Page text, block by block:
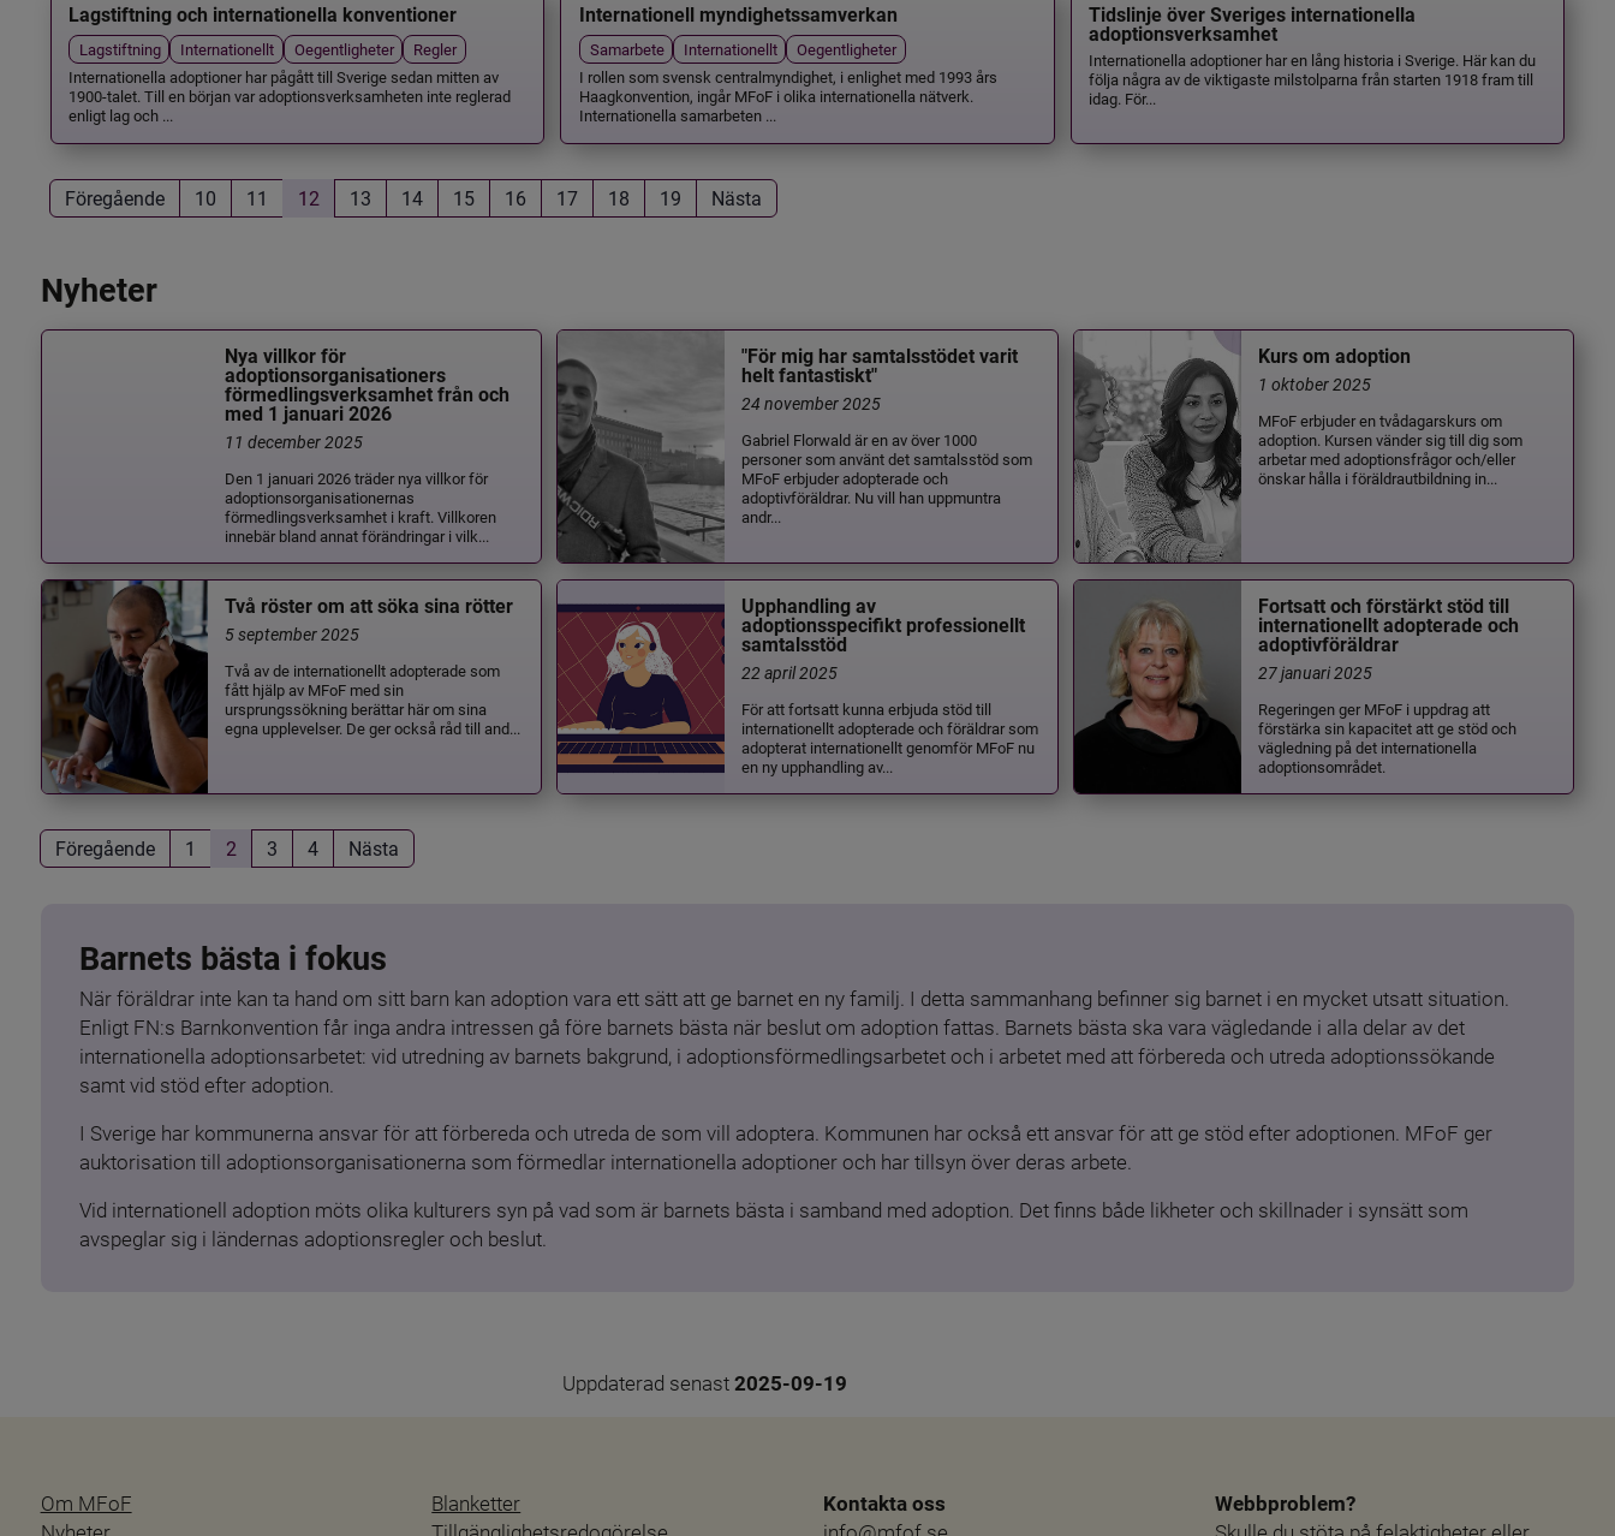
Lagstiftning och internationella konventioner
Lagstiftning Internationellt Oegentligheter
Regler
Internationella adoptioner har pågått till Sverige sedan mitten av
1900-talet. Till en början var adoptionsverksamheten inte reglerad
enligt lag och ...
Internationell myndighetssamverkan
Samarbete Internationellt
Oegentligheter
I rollen som svensk centralmyndighet, i enlighet med 1993 års
Haagkonvention, ingår MFoF i olika internationella nätverk.
Internationella samarbeten ...
Tidslinje över Sveriges internationella
adoptionsverksamhet
Internationella adoptioner har en lång historia i Sverige. Här kan du
följa några av de viktigaste milstolparna från starten 1918 fram till
idag. För...
Föregående 10 11 12 13 14 15 16 17 18 19 Nästa
Nyheter
Nya villkor för
adoptionsorganisationers
förmedlingsverksamhet från och
med 1 januari 2026
11 december 2025
Den 1 januari 2026 träder nya villkor för
adoptionsorganisationernas
förmedlingsverksamhet i kraft. Villkoren
innebär bland annat förändringar i vilk...
"För mig har samtalsstödet varit
helt fantastiskt"
24 november 2025
Gabriel Florwald är en av över 1000
personer som använt det samtalsstöd som
MFoF erbjuder adopterade och
adoptivföräldrar. Nu vill han uppmuntra
andr...
Kurs om adoption
1 oktober 2025
MFoF erbjuder en tvådagarskurs om
adoption. Kursen vänder sig till dig som
arbetar med adoptionsfrågor och/eller
önskar hålla i föräldrautbildning in...
Två röster om att söka sina rötter
5 september 2025
Två av de internationellt adopterade som
fått hjälp av MFoF med sin
ursprungssökning berättar här om sina
egna upplevelser. De ger också råd till and...
Upphandling av
adoptionsspecifikt professionellt
samtalsstöd
22 april 2025
För att fortsatt kunna erbjuda stöd till
internationellt adopterade och föräldrar som
adopterat internationellt genomför MFoF nu
en ny upphandling av...
Fortsatt och förstärkt stöd till
internationellt adopterade och
adoptivföräldrar
27 januari 2025
Regeringen ger MFoF i uppdrag att
förstärka sin kapacitet att ge stöd och
vägledning på det internationella
adoptionsområdet.
Föregående 1 2 3 4 Nästa
Barnets bästa i fokus
När föräldrar inte kan ta hand om sitt barn kan adoption vara ett sätt att ge barnet en ny familj. I detta sammanhang befinner sig barnet i en mycket utsatt situation.
Enligt FN:s Barnkonvention får inga andra intressen gå före barnets bästa när beslut om adoption fattas. Barnets bästa ska vara vägledande i alla delar av det
internationella adoptionsarbetet: vid utredning av barnets bakgrund, i adoptionsförmedlingsarbetet och i arbetet med att förbereda och utreda adoptionssökande
samt vid stöd efter adoption.
I Sverige har kommunerna ansvar för att förbereda och utreda de som vill adoptera. Kommunen har också ett ansvar för att ge stöd efter adoptionen. MFoF ger
auktorisation till adoptionsorganisationerna som förmedlar internationella adoptioner och har tillsyn över deras arbete.
Vid internationell adoption möts olika kulturers syn på vad som är barnets bästa i samband med adoption. Det finns både likheter och skillnader i synsätt som
avspeglar sig i ländernas adoptionsregler och beslut.
Uppdaterad senast 2025-09-19
Om MFoF
Blanketter
Kontakta oss
Webbproblem?